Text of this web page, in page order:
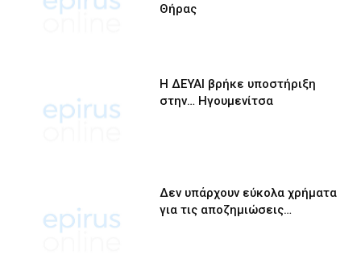
Θήρας
Η ΔΕΥΑΙ βρήκε υποστήριξη
στην… Ηγουμενίτσα
Δεν υπάρχουν εύκολα χρήματα
για τις αποζημιώσεις…